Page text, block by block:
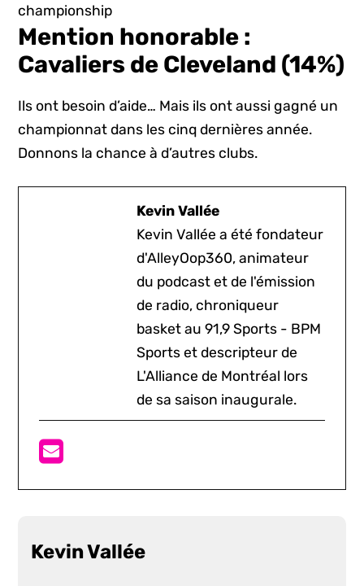
Mention honorable :
Cavaliers de Cleveland (14%)
Ils ont besoin d’aide… Mais ils ont aussi gagné un
championnat dans les cinq dernières année.
Donnons la chance à d’autres clubs.
Kevin Vallée
Kevin Vallée a été fondateur
d'AlleyOop360, animateur
du podcast et de l'émission
de radio, chroniqueur
basket au 91,9 Sports - BPM
Sports et descripteur de
L'Alliance de Montréal lors
de sa saison inaugurale.
Kevin Vallée